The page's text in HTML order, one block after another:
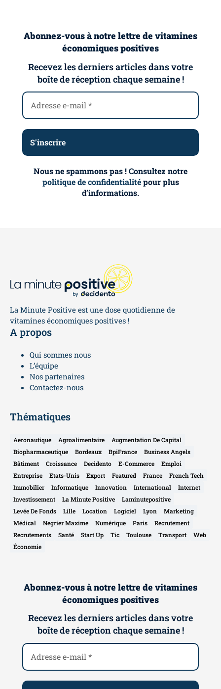
Abonnez-vous à notre lettre de vitamines
économiques positives
Recevez les derniers articles dans votre
boîte de réception chaque semaine !
Nous ne spammons pas ! Consultez notre
politique de confidentialitépour plus
d’informations.
La Minute Positive est une dose quotidienne de
vitamines économiques positives !
A propos
Qui sommes nous
L’équipe
Nos partenaires
Contactez-nous
Thématiques
Aeronautique Agroalimentaire
Augmentation De Capital
Biopharmaceutique
Bordeaux BpiFrance
Business Angels
Bâtiment
Croissance Decidento E-Commerce
Emploi
Entreprise
Etats-Unis Export Featured France
French Tech
Immobilier
Informatique Innovation International
Internet
Investissement
La Minute Positive
Laminutepositive
Levée De Fonds
Lille Location Logiciel Lyon
Marketing
Médical
Negrier Maxime Numérique Paris
Recrutement
Recrutements
Santé Start Up Tic Toulouse Transport
Web
Économie
Abonnez-vous à notre lettre de vitamines
économiques positives
Recevez les derniers articles dans votre
boîte de réception chaque semaine !